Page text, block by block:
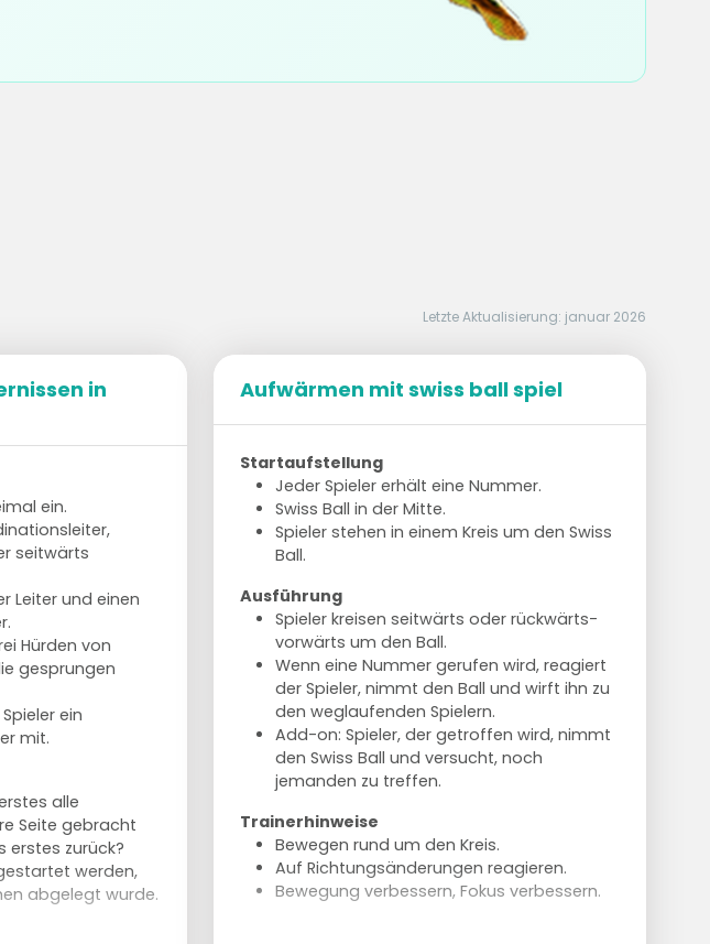
Letzte Aktualisierung: januar 2026
in
ein.
seitwärts
Leiter und einen
Hürden von
gesprungen
ein
mit.
alle
Seite gebracht
erstes zurück?
werden,
abgelegt wurde.
Aufwärmen mit swiss ball spiel
Startaufstellung
Jeder Spieler erhält eine Nummer.
Swiss Ball in der Mitte.
Spieler stehen in einem Kreis um den Swiss
Ball.
Ausführung
Spieler kreisen seitwärts oder rückwärts-
vorwärts um den Ball.
Wenn eine Nummer gerufen wird, reagiert
der Spieler, nimmt den Ball und wirft ihn zu
den weglaufenden Spielern.
Add-on: Spieler, der getroffen wird, nimmt
den Swiss Ball und versucht, noch
jemanden zu treffen.
Trainerhinweise
Bewegen rund um den Kreis.
Auf Richtungsänderungen reagieren.
Bewegung verbessern, Fokus verbessern.